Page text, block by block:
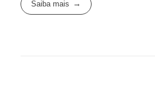
Saiba mais